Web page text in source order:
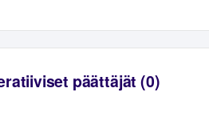
päättäjät (0)